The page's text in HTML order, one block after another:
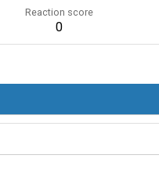
Reaction score
0